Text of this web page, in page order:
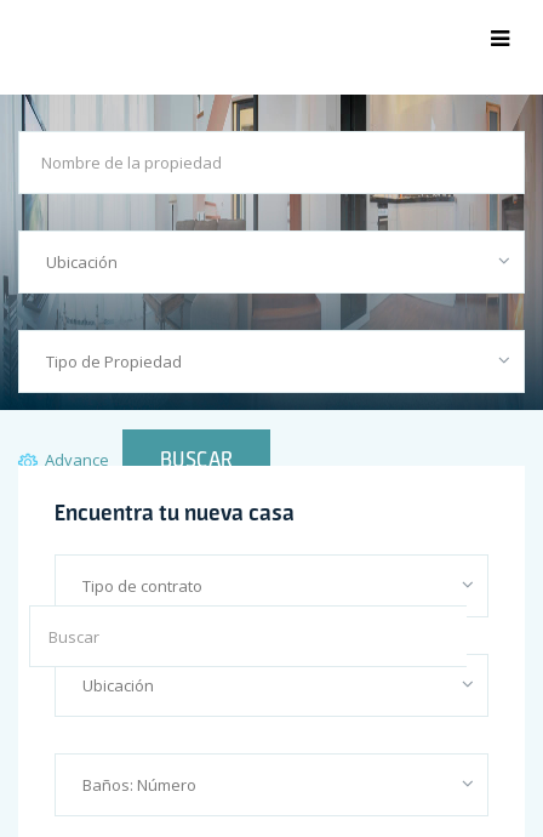
Advance BUSCAR
Search
Recent Posts
Promoción III: SENDA NORTE CINCOVILLAS
Encuentra tu nueva casa